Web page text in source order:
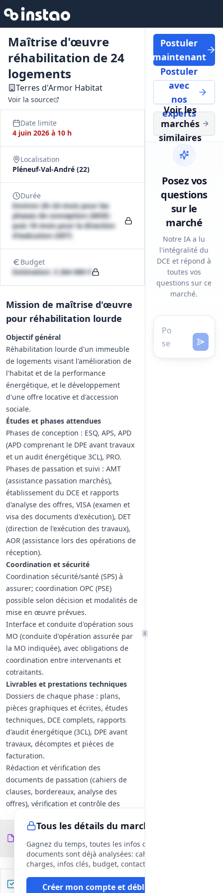
Maîtrise d'œuvre
réhabilitation de 24
logements
Terres d'Armor Habitat
Voir la source
Date limite
4 juin 2026 à 10 h
Localisation
Pléneuf-Val-André (22)
Durée
Environ 20–24 mois pour les
phases de conception (MOE)
puis 18 mois pour la direction
d'exécution (DET)
Budget
Estimation: 3 264 000 €
Mission de maîtrise d'œuvre
pour réhabilitation lourde
Objectif général
Réhabilitation lourde d'un immeuble
de logements visant l'amélioration de
l'habitat et de la performance
énergétique, et le développement
d'une offre locative et d'accession
sociale.
Études et phases attendues
Phases de conception : ESQ, APS, APD
(APD comprenant le DPE avant travaux
et un audit énergétique 3CL), PRO.
Phases de passation et suivi : AMT
(assistance passation marchés),
établissement du DCE et rapports
d'analyse des offres, VISA (examen et
visa des documents d'exécution), DET
(direction de l'exécution des travaux),
AOR (assistance lors des opérations de
réception).
Coordination et sécurité
Coordination sécurité/santé (SPS) à
assurer; coordination OPC (PSE)
possible selon décision et modalités de
mise en œuvre prévues.
Interface et conduite d'opération sous
MO (conduite d'opération assurée par
la MO indiquée), avec obligations de
coordination entre intervenants et
cotraitants.
Livrables et prestations techniques
Dossiers de chaque phase : plans,
pièces graphiques et écrites, études
techniques, DCE complets, rapports
d'audit énergétique (3CL), DPE avant
travaux, décomptes et pièces de
facturation.
Rédaction et vérification des
documents de passation (cahiers de
clauses, bordereaux, analyse des
offres), vérification et contrôle des
des documents pour réception et
levées de réserves.
Exigences opérationnelles
Désignation éventuelle d'un contrôleur
technique ultérieurement.
Tenue des procédures de vérification et
Tous les détails du marché
Gagnez du temps, toutes les infos des
documents sont déjà analysées: cahier des
charges, infos clés, budget, contact, etc
Créer mon compte et débloquer
Documents du
DCE
fichiers
Préparez votre réponse
Postuler
maintenant
Postuler
avec
nos
experts
Voir les
marchés
similaires
Posez vos
questions
sur le
marché
Notre IA a lu
l'intégralité du
DCE et répond à
toutes vos
questions sur ce
marché.